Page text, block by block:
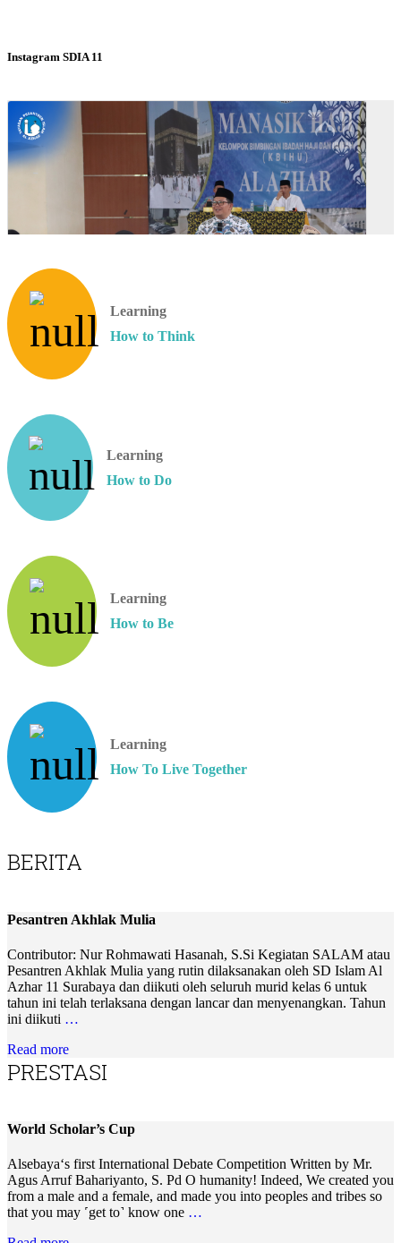
Instagram SDIA 11
Learning
How to Think
Learning
How to Do
Learning
How to Be
Learning
How To Live Together
BERITA
Pesantren Akhlak Mulia
Contributor: Nur Rohmawati Hasanah, S.Si Kegiatan SALAM atau
Pesantren Akhlak Mulia yang rutin dilaksanakan oleh SD Islam Al
Azhar 11 Surabaya dan diikuti oleh seluruh murid kelas 6 untuk
tahun ini telah terlaksana dengan lancar dan menyenangkan. Tahun
ini diikuti …
Read more
PRESTASI
World Scholar’s Cup
Alsebaya‘s first International Debate Competition Written by Mr.
Agus Arruf Bahariyanto, S. Pd O humanity! Indeed, We created you
from a male and a female, and made you into peoples and tribes so
that you may ˹get to˺ know one …